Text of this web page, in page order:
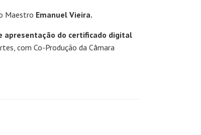
Maestro Emanuel Vieira.
apresentação do certificado digital
com Co-Produção da Câmara